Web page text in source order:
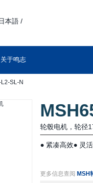
本語 /
关于鸣志
SL-N
轮毂电机，轮径
● 紧凑高效● 灵
更多信息查阅 MSH